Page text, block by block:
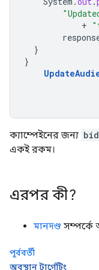
+
}
}
ক্যাম্পেইনের জন্য
একই রকম।
এরপর কী?
মানদণ্ড
পূর্ববর্তী
অবস্থান টার্গেটিং